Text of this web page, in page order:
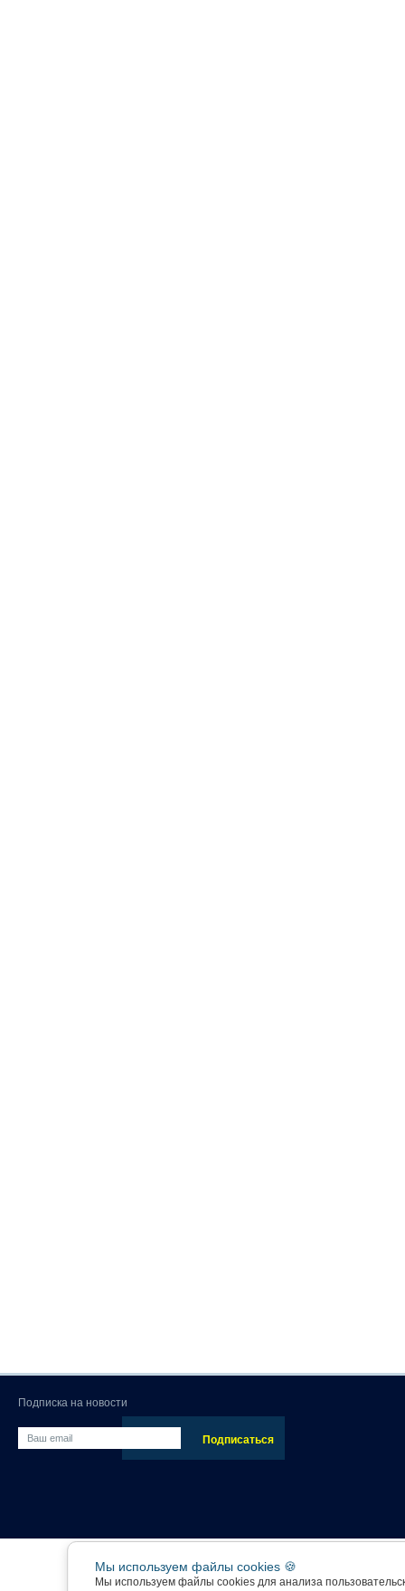
Подписка на новости
Мы используем файлы cookies 🍪
Мы используем файлы cookies для анализа